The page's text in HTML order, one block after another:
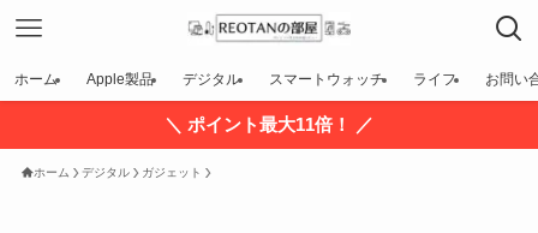
ホーム Apple製品 デジタル スマートウォッチ ライフ お問い
＼ ポイント最大11倍！ ／
ホーム デジタル ガジェット